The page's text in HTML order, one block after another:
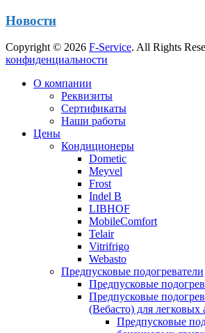
Новости
Copyright © 2026 F-Service. All Rights
конфиденциальности
вверх
О компании
Реквизиты
Сертификаты
Наши работы
Цены
Кондиционеры
Dometic
Meyvel
Frost
Indel B
LIBHOF
MobileComfort
Telair
Vitrifrigo
Webasto
Предпусковые подогреватели
Предпусковые
Предпусковые
(Вебасто) для легковых
Предпусковые